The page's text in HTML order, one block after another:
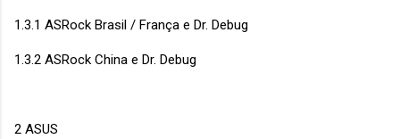
1.3.1 ASRock Brasil / França e Dr. Debug
1.3.2 ASRock China e Dr. Debug
2 ASUS